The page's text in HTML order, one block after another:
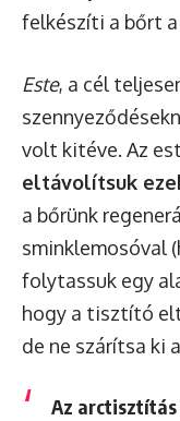
felkészíti a bőrt a
Este, a cél
volt kitéve. Az
eltávolítsuk
a bőrünk
sminklemosóval
folytassuk egy
hogy a tisztító
de ne szárítsa ki
Az arctisztítás